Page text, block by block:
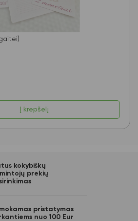
Į krepšelį
kokybiškų
prekių
pristatymas
nuo 100 Eur